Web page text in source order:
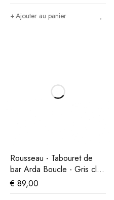
Ajouter au panier
Rousseau - Tabouret de
bar Arda Boucle - Gris clair
- 86x49x46 cm
€ 89,00